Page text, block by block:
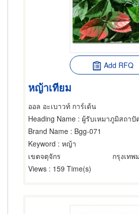
Add RFQ
หญ้าเทียม
ออล อะเบาวท์ การ์เด้น
Heading Name : ผู้รับเหมาภูมิสถาปั
Brand Name : Bgg-071
Keyword : หญ้า
เขตจตุจักร
กรุงเท
Views : 159 Time(s)